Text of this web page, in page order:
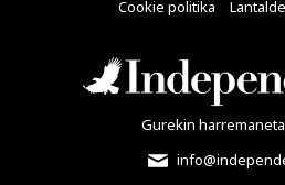
Cookie politika
Gurekin